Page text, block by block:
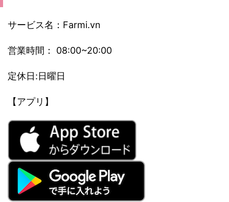
サービス名：Farmi.vn
営業時間： 08:00~20:00
定休日:日曜日
【アプリ】